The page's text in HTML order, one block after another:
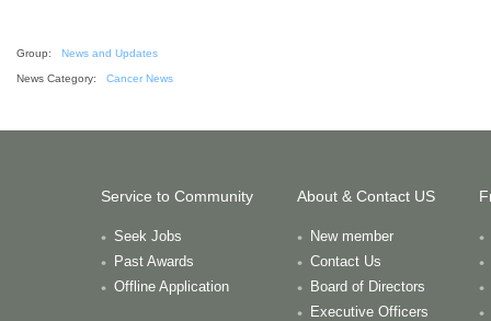
Group: News and Updates
News Category: Cancer News
Service to Community
Seek Jobs
Past Awards
Offline Application
About & Contact US
New member
Contact Us
Board of Directors
Executive Officers